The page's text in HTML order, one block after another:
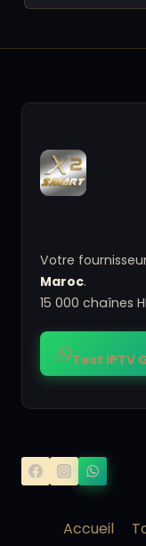
Votre
Maroc.
15 000 chaînes
Test IPTV
Accueil